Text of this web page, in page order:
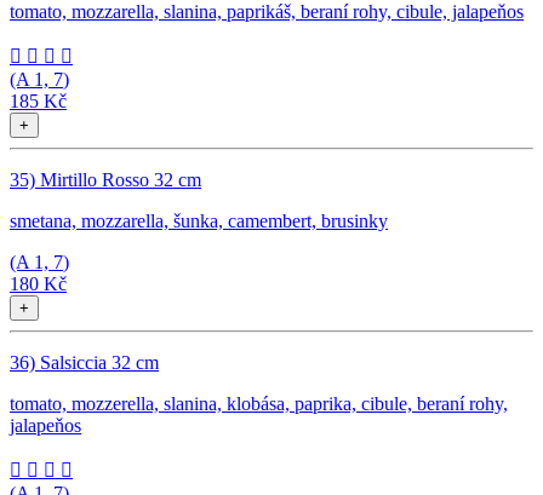
tomato, mozzarella, slanina, paprikáš, beraní rohy, cibule, jalapeňos
   
(A 1, 7)
185 Kč
+
35) Mirtillo Rosso 32 cm
smetana, mozzarella, šunka, camembert, brusinky
(A 1, 7)
180 Kč
+
36) Salsiccia 32 cm
tomato, mozzerella, slanina, klobása, paprika, cibule, beraní rohy,
jalapeňos
   